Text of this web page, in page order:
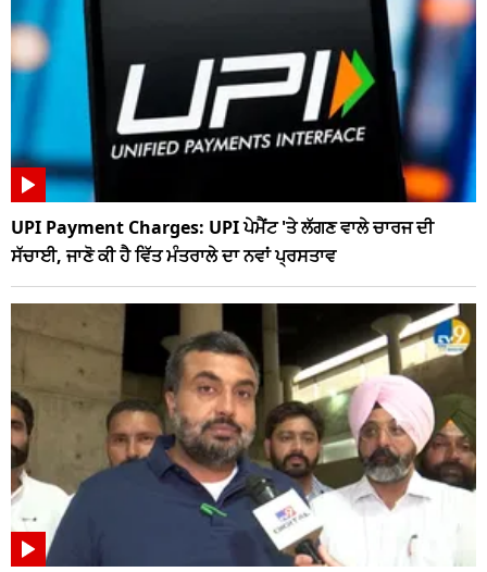
UPI Payment Charges: UPI ਪੇਮੈਂਟ 'ਤੇ ਲੱਗਣ ਵਾਲੇ ਚਾਰਜ ਦੀ
ਸੱਚਾਈ, ਜਾਣੋ ਕੀ ਹੈ ਵਿੱਤ ਮੰਤਰਾਲੇ ਦਾ ਨਵਾਂ ਪ੍ਰਸਤਾਵ